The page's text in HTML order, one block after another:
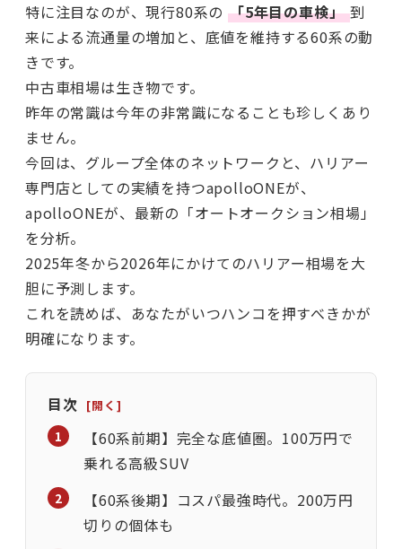
特に注目なのが、現行80系の「5年目の車検」到
来による流通量の増加と、底値を維持する60系の動
きです。
中古車相場は生き物です。
昨年の常識は今年の非常識になることも珍しくあり
ません。
今回は、グループ全体のネットワークと、ハリアー
専門店としての実績を持つapolloONEが、
apolloONEが、最新の「オートオークション相場」
を分析。
2025年冬から2026年にかけてのハリアー相場を大
胆に予測します。
これを読めば、あなたがいつハンコを押すべきかが
明確になります。
目次
【60系前期】完全な底値圏。100万円で
乗れる高級SUV
【60系後期】コスパ最強時代。200万円
切りの個体も